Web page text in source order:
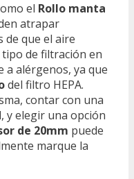
el Rollo manta
atrapar
de que el aire
de filtración en
a alérgenos, ya que
del filtro HEPA.
contar con una
y elegir una opción
de 20mm puede
marque la